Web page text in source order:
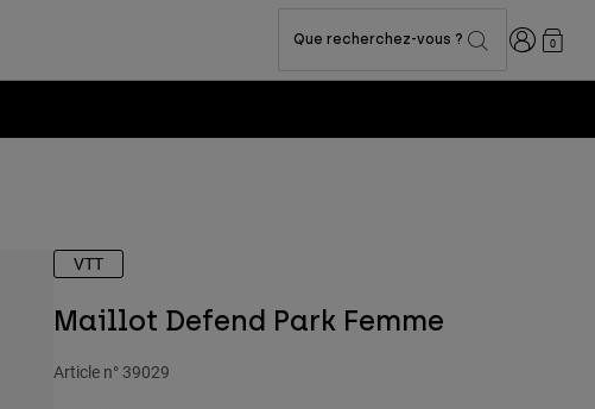
Que recherchez-vous ? Connexion
0
VTT
Maillot Defend Park Femme
Article n° 39029